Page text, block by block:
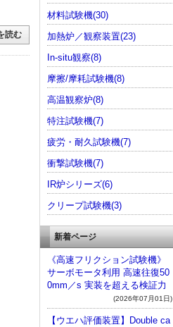
読む
材料試験機(30)
加熱炉／観察装置(23)
In-situ観察(8)
摩擦/摩耗試験機(8)
高温観察炉(8)
特注試験機(7)
疲労・耐久試験機(7)
衝撃試験機(7)
IR炉シリーズ(6)
クリープ試験機(3)
新着ページ
《高速フリクション試験機》
サーボモータ利用 高速往復50
0mm／s 実装を超える検証力
(2026年07月01日)
【ウエハ評価装置】Double ca